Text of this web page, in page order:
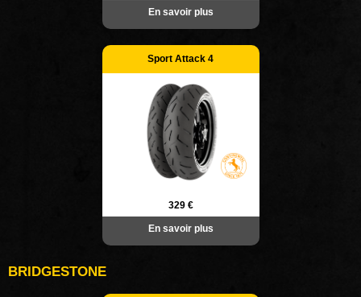
En savoir plus
Sport Attack 4
329 €
En savoir plus
BRIDGESTONE